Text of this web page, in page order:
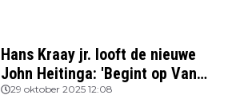
Hans Kraay jr. looft de nieuwe
John Heitinga: 'Begint op Van
Gaal te lijken'
29 oktober 2025 12:08